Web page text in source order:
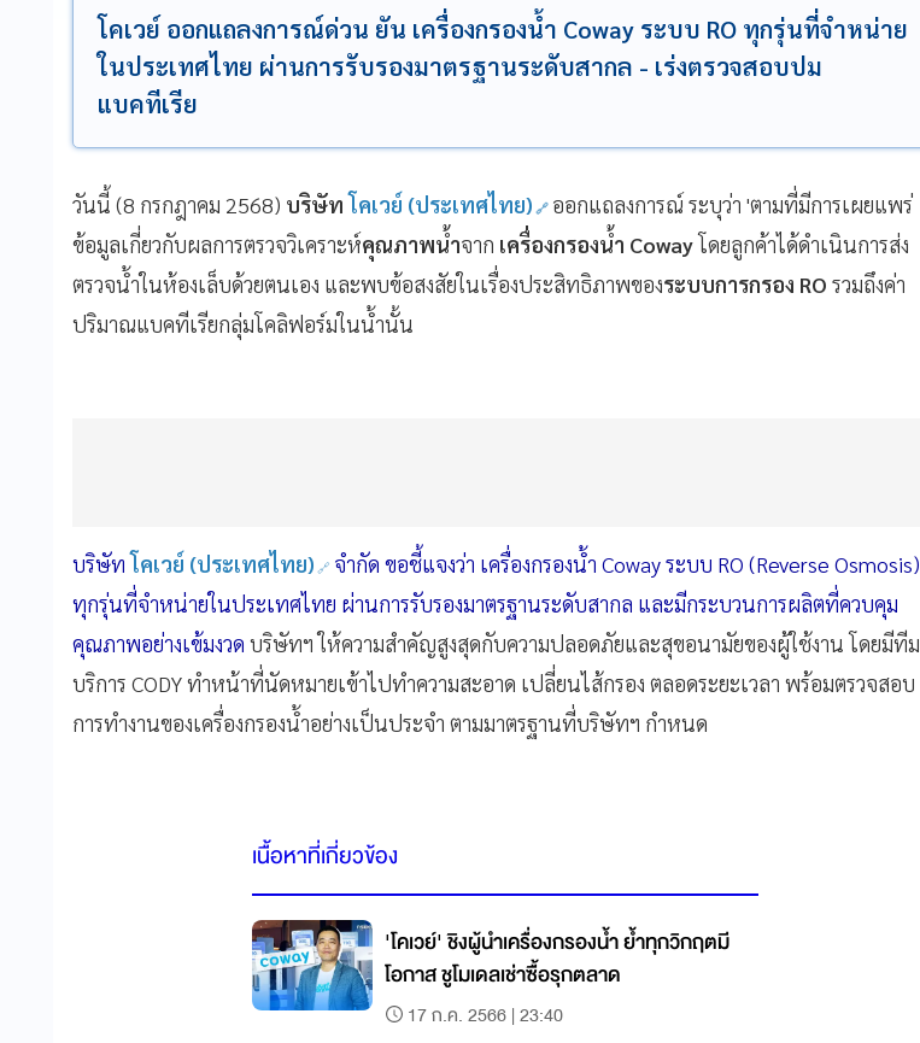
โคเวย์ ออกแถลงการณ์ด่วน ยัน เครื่องกรองน้ำ Coway ระบบ RO ทุกรุ่นที่จำหน่าย
ในประเทศไทย ผ่านการรับรองมาตรฐานระดับสากล - เร่งตรวจสอบปม
แบคทีเรีย
วันนี้ (8 กรกฎาคม 2568) บริษัทโคเวย์ (ประเทศไทย) ออกแถลงการณ์ ระบุว่า 'ตามที่มีการเผยแพร่
ข้อมูลเกี่ยวกับผลการตรวจวิเคราะห์คุณภาพน้ำจาก เครื่องกรองน้ำ Cowayโดยลูกค้าได้ดำเนินการส่ง
ตรวจน้ำในห้องเล็บด้วยตนเอง และพบข้อสงสัยในเรื่องประสิทธิภาพของระบบการกรอง RO รวมถึงค่า
ปริมาณแบคทีเรียกลุ่มโคลิฟอร์มในน้ำนั้น
บริษัทโคเวย์ (ประเทศไทย) จำกัด ขอชี้แจงว่า เครื่องกรองน้ำ Coway ระบบ RO (Reverse Osmosis)
ทุกรุ่นที่จำหน่ายในประเทศไทย ผ่านการรับรองมาตรฐานระดับสากล และมีกระบวนการผลิตที่ควบคุม
คุณภาพอย่างเข้มงวด บริษัทฯ ให้ความสำคัญสูงสุดกับความปลอดภัยและสุขอนามัยของผู้ใช้งาน โดยมีทีม
บริการ CODY ทำหน้าที่นัดหมายเข้าไปทำความสะอาด เปลี่ยนไส้กรอง ตลอดระยะเวลา พร้อมตรวจสอบ
การทำงานของเครื่องกรองน้ำอย่างเป็นประจำ ตามมาตรฐานที่บริษัทฯ กำหนด
เนื้อหาที่เกี่ยวข้อง
'โคเวย์' ชิงผู้นำเครื่องกรองน้ำ ย้ำทุกวิกฤตมี
โอกาส ชูโมเดลเช่าซื้อรุกตลาด
17 ก.ค. 2566 | 23:40